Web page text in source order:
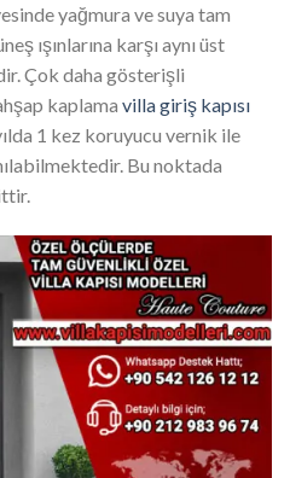
yağmura ve suya tam
ışınlarına karşı aynı üst
Çok daha gösterişli
kaplama villa giriş kapısı
1 kez koruyucu vernik ile
Bu noktada